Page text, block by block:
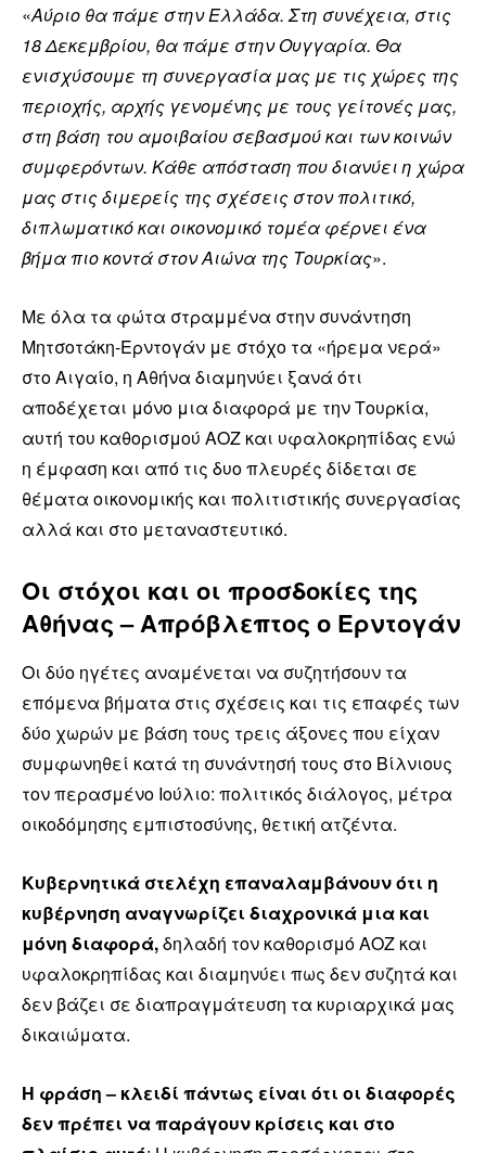
«Αύριο θα πάμε στην Ελλάδα. Στη συνέχεια, στις
18 Δεκεμβρίου, θα πάμε στην Ουγγαρία. Θα
ενισχύσουμε τη συνεργασία μας με τις χώρες της
περιοχής, αρχής γενομένης με τους γείτονές μας,
στη βάση του αμοιβαίου σεβασμού και των κοινών
συμφερόντων. Κάθε απόσταση που διανύει η χώρα
μας στις διμερείς της σχέσεις στον πολιτικό,
διπλωματικό και οικονομικό τομέα φέρνει ένα
βήμα πιο κοντά στον Αιώνα της Τουρκίας».
Με όλα τα φώτα στραμμένα στην συνάντηση
Μητσοτάκη-Ερντογάν με στόχο τα «ήρεμα νερά»
στο Αιγαίο, η Αθήνα διαμηνύει ξανά ότι
αποδέχεται μόνο μια διαφορά με την Τουρκία,
αυτή του καθορισμού ΑΟΖ και υφαλοκρηπίδας ενώ
η έμφαση και από τις δυο πλευρές δίδεται σε
θέματα οικονομικής και πολιτιστικής συνεργασίας
αλλά και στο μεταναστευτικό.
Οι στόχοι και οι προσδοκίες της
Αθήνας – Απρόβλεπτος ο Ερντογάν
Οι δύο ηγέτες αναμένεται να συζητήσουν τα
επόμενα βήματα στις σχέσεις και τις επαφές των
δύο χωρών με βάση τους τρεις άξονες που είχαν
συμφωνηθεί κατά τη συνάντησή τους στο Βίλνιους
τον περασμένο Ιούλιο: πολιτικός διάλογος, μέτρα
οικοδόμησης εμπιστοσύνης, θετική ατζέντα.
Κυβερνητικά στελέχη επαναλαμβάνουν ότι η
κυβέρνηση αναγνωρίζει διαχρονικά μια και
μόνη διαφορά,δηλαδή τον καθορισμό ΑΟΖ και
υφαλοκρηπίδας και διαμηνύει πως δεν συζητά και
δεν βάζει σε διαπραγμάτευση τα κυριαρχικά μας
δικαιώματα.
Η φράση – κλειδί πάντως είναι ότι οι διαφορές
δεν πρέπει να παράγουν κρίσεις και στο